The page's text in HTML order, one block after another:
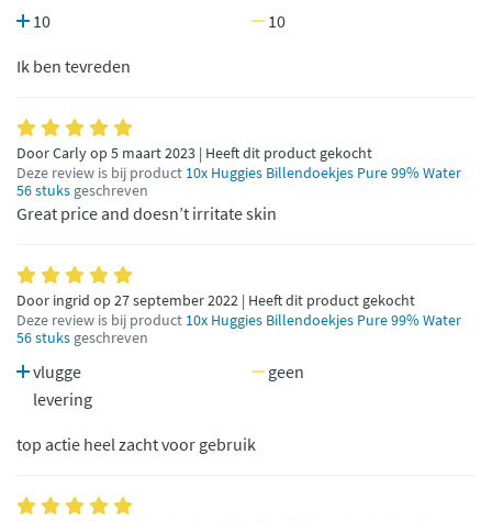
10 10
Ik ben tevreden
Door Carly op 5 maart 2023 | Heeft dit product gekocht
Deze review is bij product 10x Huggies Billendoekjes Pure 99% Water
56 stuks geschreven
Great price and doesn’t irritate skin
Door ingrid op 27 september 2022 | Heeft dit product gekocht
Deze review is bij product 10x Huggies Billendoekjes Pure 99% Water
56 stuks geschreven
vlugge
levering
geen
top actie heel zacht voor gebruik